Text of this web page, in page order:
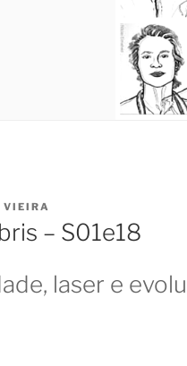
VIEIRA
– S01e18
laser e